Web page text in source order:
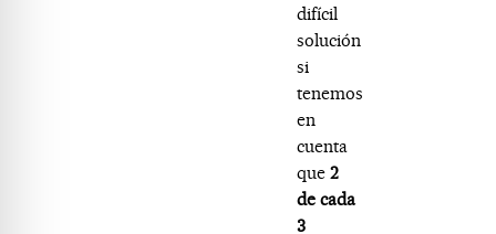
difícil
solución
si
tenemos
en
cuenta
que 2
de cada
3